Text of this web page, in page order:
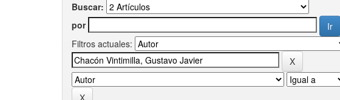
Buscar:
por
Filtros actuales: